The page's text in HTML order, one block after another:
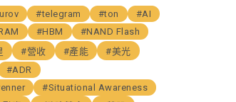
#telegram #ton
#AI
#HBM
#NAND Flash
#營收 #產能
#美光
#ADR
#Situational Awareness